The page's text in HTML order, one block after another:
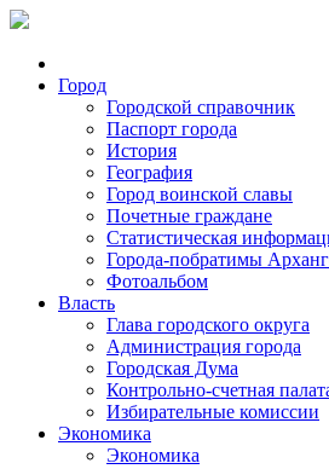
Город
Городской справочник
Паспорт города
История
География
Город воинской славы
Почетные граждане
Статистическая
Города-побратимы
Фотоальбом
Власть
Глава городского округа
Администрация города
Городская Дума
Контрольно-счетная
Избирательные комиссии
Экономика
Экономика